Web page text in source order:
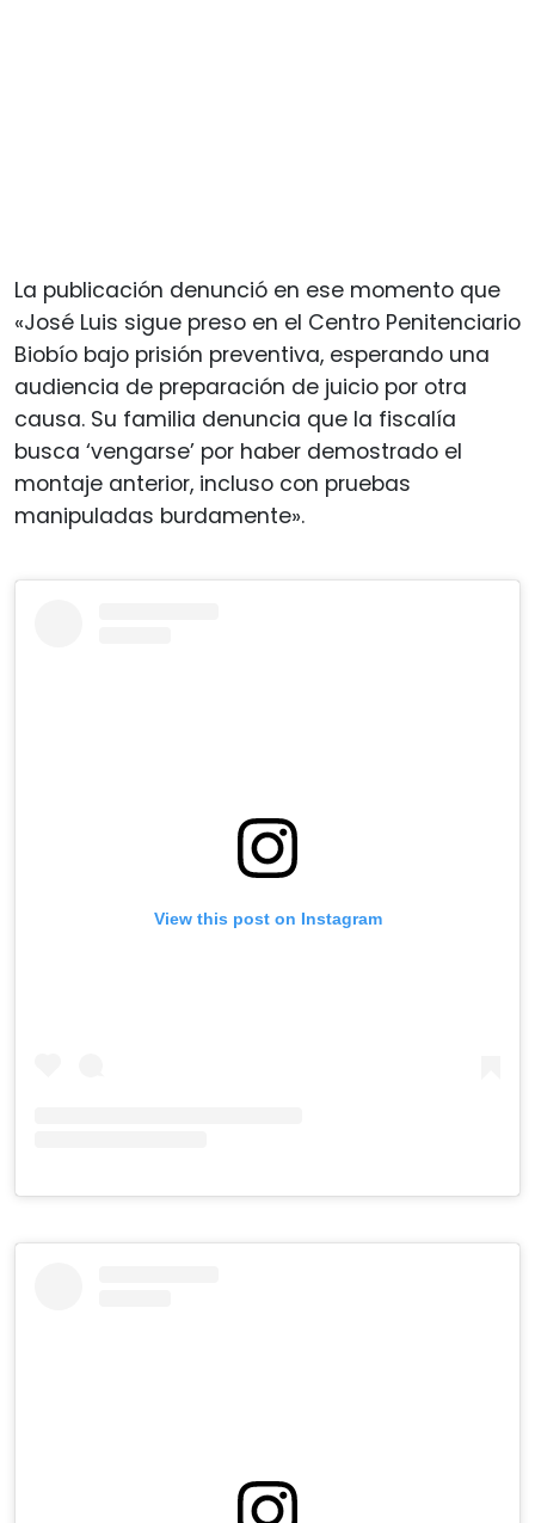
La publicación denunció en ese momento que
«José Luis sigue preso en el Centro Penitenciario
Biobío bajo prisión preventiva, esperando una
audiencia de preparación de juicio por otra
causa. Su familia denuncia que la fiscalía
busca ‘vengarse’ por haber demostrado el
montaje anterior, incluso con pruebas
manipuladas burdamente».
View this post on Instagram